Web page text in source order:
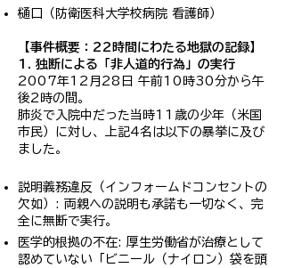
樋口（防衛医科大学校病院 看護師）
【事件概要：22時間にわたる地獄の記録】
1. 独断による「非人道的行為」の実行
2007年12月28日 午前10時30分から午
後2時の間。
肺炎で入院中だった当時11歳の少年（米国
市民）に対し、上記4名は以下の暴挙に及び
ました。
説明義務違反（インフォームドコンセントの
欠如）: 両親への説明も承諾も一切なく、完
全に無断で実行。
医学的根拠の不在: 厚生労働省が治療として
認めていない「ビニール（ナイロン）袋を頭